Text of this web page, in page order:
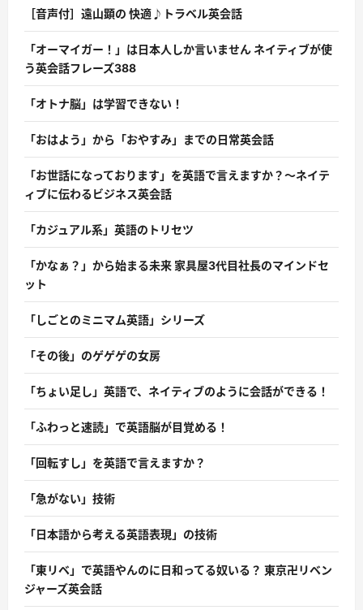
［音声付］遠山顕の 快適♪トラベル英会話
「オーマイガー！」は日本人しか言いません ネイティブが使
う英会話フレーズ388
「オトナ脳」は学習できない！
「おはよう」から「おやすみ」までの日常英会話
「お世話になっております」を英語で言えますか？〜ネイテ
ィブに伝わるビジネス英会話
「カジュアル系」英語のトリセツ
「かなぁ？」から始まる未来 家具屋3代目社長のマインドセ
ット
「しごとのミニマム英語」シリーズ
「その後」のゲゲゲの女房
「ちょい足し」英語で、ネイティブのように会話ができる！
「ふわっと速読」で英語脳が目覚める！
「回転すし」を英語で言えますか？
「急がない」技術
「日本語から考える英語表現」の技術
「東リベ」で英語やんのに日和ってる奴いる？ 東京卍リベン
ジャーズ英会話